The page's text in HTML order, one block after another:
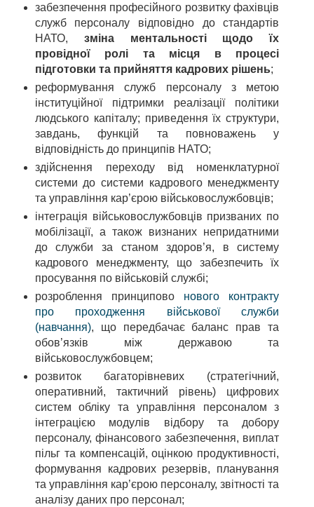
забезпечення професійного розвитку фахівців
служб персоналу відповідно до стандартів
НАТО, зміна ментальності щодо їх
провідної ролі та місця в процесі
підготовки та прийняття кадрових рішень;
реформування служб персоналу з метою
інституційної підтримки реалізації політики
людського капіталу; приведення їх структури,
завдань, функцій та повноважень у
відповідність до принципів НАТО;
здійснення переходу від номенклатурної
системи до системи кадрового менеджменту
та управління кар’єрою військовослужбовців;
інтеграція військовослужбовців призваних по
мобілізації, а також визнаних непридатними
до служби за станом здоров’я, в систему
кадрового менеджменту, що забезпечить їх
просування по військовій службі;
розроблення принципово нового контракту
про проходження військової служби
(навчання), що передбачає баланс прав та
обов’язків між державою та
військовослужбовцем;
розвиток багаторівневих (стратегічний,
оперативний, тактичний рівень) цифрових
систем обліку та управління персоналом з
інтеграцією модулів відбору та добору
персоналу, фінансового забезпечення, виплат
пільг та компенсацій, оцінкою продуктивності,
формування кадрових резервів, планування
та управління кар’єрою персоналу, звітності та
аналізу даних про персонал;